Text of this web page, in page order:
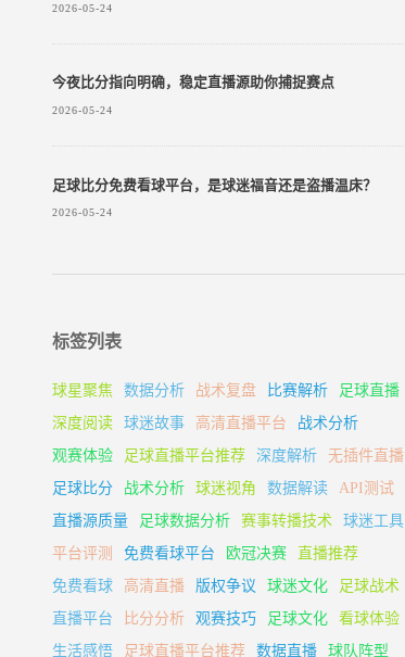
2026-05-24
今夜比分指向明确，稳定直播源助你捕捉赛点
2026-05-24
足球比分免费看球平台，是球迷福音还是盗播温床？
2026-05-24
标签列表
球星聚焦 数据分析 战术复盘 比赛解析
足球直播
深度阅读
球迷故事 高清直播平台
战术分析
观赛体验
足球直播平台推荐 深度解析
无插件直播
足球比分
战术分析 球迷视角 数据解读
API测试
直播源质量
足球数据分析 赛事转播技术
球迷工具
平台评测
免费看球平台 欧冠决赛
直播推荐
免费看球
高清直播 版权争议 球迷文化
足球战术
直播平台
比分分析 观赛技巧 足球文化
看球体验
生活感悟
足球直播平台推荐 数据直播
球队阵型